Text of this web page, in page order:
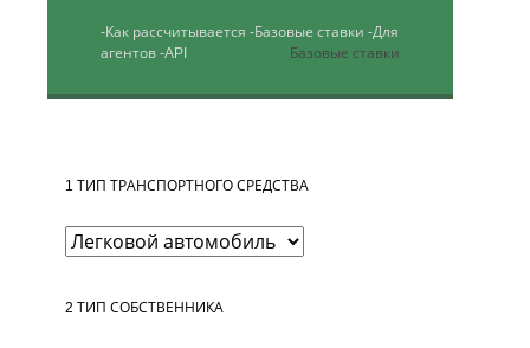
-Как рассчитывается -Базовые ставки -Для
агентов-API Базовые ставки
1 ТИП ТРАНСПОРТНОГО СРЕДСТВА
2 ТИП СОБСТВЕННИКА